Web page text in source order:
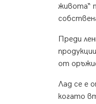
живота“
Преди
от
Лад се е
когато